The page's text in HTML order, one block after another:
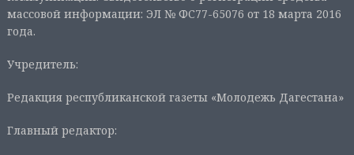
массовой информации: ЭЛ № ФС77-65076 от 18 марта 2016
года.
Учредитель:
Редакция республиканской газеты «Молодежь Дагестана»
Главный редактор: